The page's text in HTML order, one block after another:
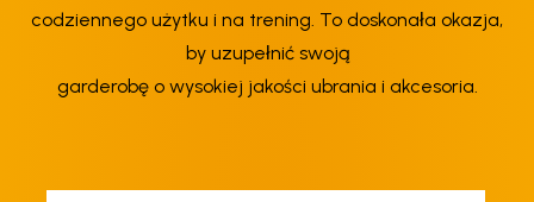
codziennego użytku i na trening. To doskonała okazja,
by uzupełnić swoją
garderobę o wysokiej jakości ubrania i akcesoria.